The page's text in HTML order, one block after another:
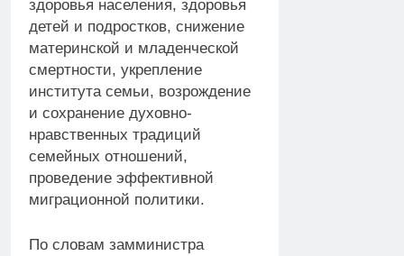
здоровья населения, здоровья
детей и подростков, снижение
материнской и младенческой
смертности, укрепление
института семьи, возрождение
и сохранение духовно-
нравственных традиций
семейных отношений,
проведение эффективной
миграционной политики.
По словам замминистра